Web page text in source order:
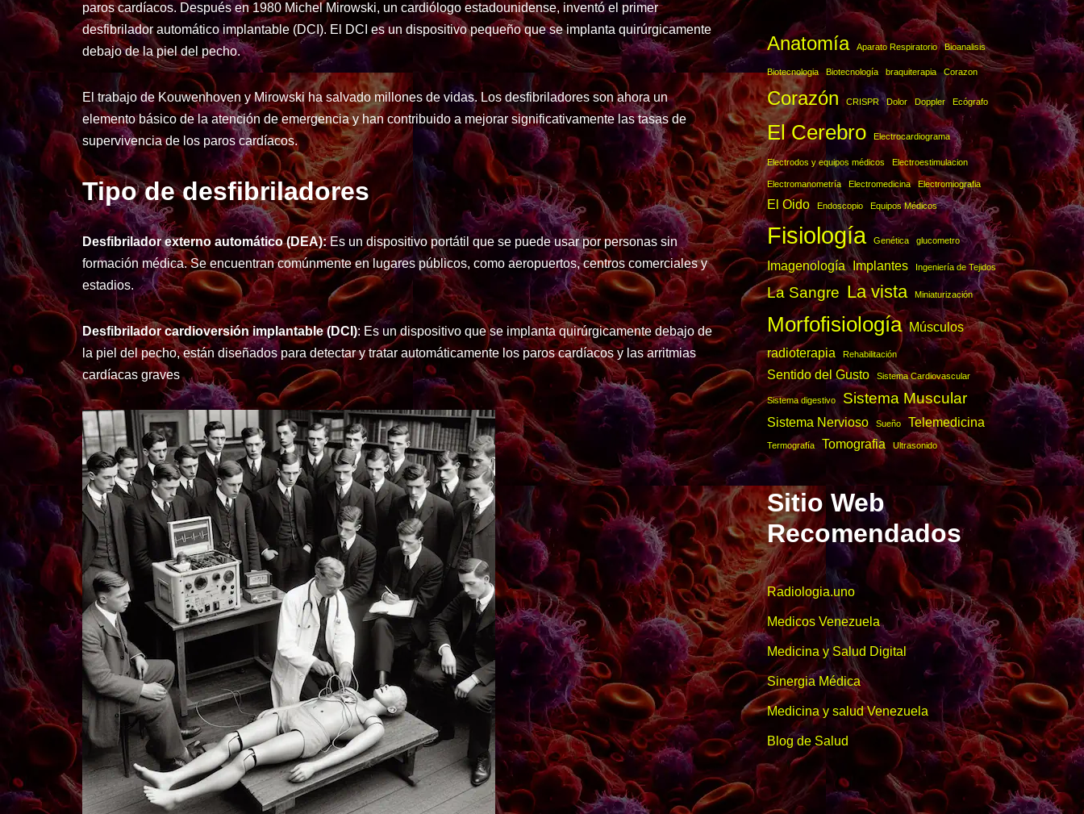
paros cardíacos. Después en 1980 Michel Mirowski, un cardiólogo estadounidense, inventó el primer
desfibrilador automático implantable (DCI). El DCI es un dispositivo pequeño que se implanta quirúrgicamente
debajo de la piel del pecho.
El trabajo de Kouwenhoven y Mirowski ha salvado millones de vidas. Los desfibriladores son ahora un
elemento básico de la atención de emergencia y han contribuido a mejorar significativamente las tasas de
supervivencia de los paros cardíacos.
Tipo de desfibriladores
Desfibrilador externo automático (DEA):Es un dispositivo portátil que se puede usar por personas sin
formación médica. Se encuentran comúnmente en lugares públicos, como aeropuertos, centros comerciales y
estadios.
Desfibrilador cardioversión implantable (DCI): Es un dispositivo que se implanta quirúrgicamente debajo de
la piel del pecho, están diseñados para detectar y tratar automáticamente los paros cardíacos y las arritmias
cardíacas graves
Anatomía Aparato Respiratorio Bioanalisis
Biotecnologia Biotecnología braquiterapia Corazon
Corazón CRISPR Dolor Doppler Ecógrafo
El Cerebro Electrocardiograma
Electrodos y equipos médicos Electroestimulacion
Electromanometría Electromedicina Electromiografia
El Oido Endoscopio Equipos Médicos
Fisiología Genética glucometro
Imagenología Implantes Ingeniería de Tejidos
La Sangre La vista Miniaturización
Morfofisiología Músculos
radioterapia
Rehabilitación
Sentido del Gusto Sistema Cardiovascular
Sistema digestivo Sistema Muscular
Sistema Nervioso Sueño Telemedicina
Termografía Tomografia Ultrasonido
Sitio Web
Recomendados
Radiologia.uno
Medicos Venezuela
Medicina y Salud Digital
Sinergia Médica
Medicina y salud Venezuela
Blog de Salud